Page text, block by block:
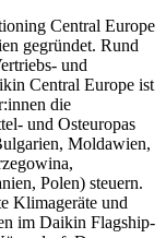
Central Europe
gegründet. Rund
und
Central Europe ist
die
und Osteuropas
Moldawien,
Polen) steuern.
Klimageräte und
im Daikin Flagship-